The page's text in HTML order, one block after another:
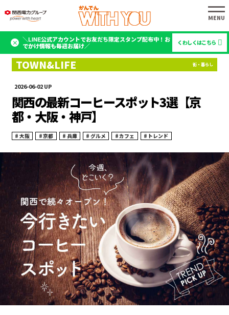
＼LINE公式アカウントでお友だち限定スタンプ配布中！お
でかけ情報も毎週お届け／
くわしくはこちら
2026-06-02
関西の最新コーヒースポット3選【京
都・大阪・神戸】
大阪 京都 兵庫 グルメ カフェ トレンド